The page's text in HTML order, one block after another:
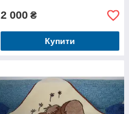
2 000 ₴
Купити